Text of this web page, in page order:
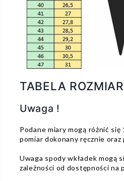
TABELA
Uwaga !
Podane miary mogą różnić się
pomiar dokonany ręcznie
Uwaga spody wkładek mogą
zależności od dostępności na